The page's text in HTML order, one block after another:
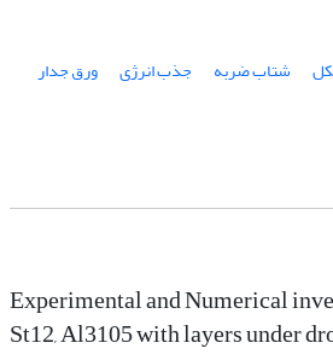
شتاب ضربه جذب انرژی ورق جدار
Experimental and Numerical
St12, Al3105 with layers under